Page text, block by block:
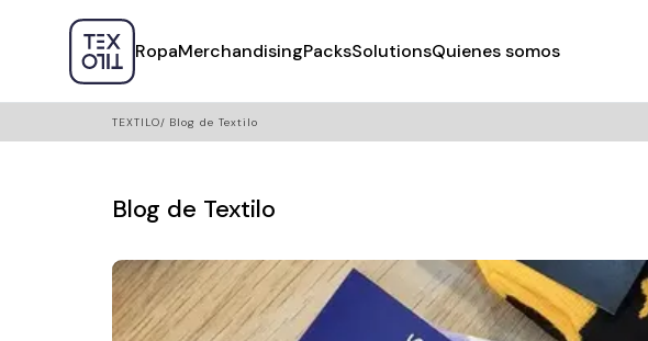
RopaMerchandisingPacksSolutionsQuienes somos
TEXTILO Blog de Textilo
Blog de Textilo